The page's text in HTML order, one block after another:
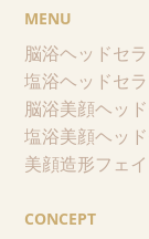
MENU
脳浴ヘッドセ
塩浴ヘッドセ
脳浴美顔ヘッ
塩浴美顔ヘッ
美顔造形フェ
CONCEPT